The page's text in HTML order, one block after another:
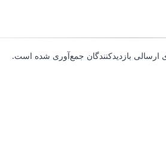
ارسالی بازدیدکنندگان جمع‌آوری شده است.